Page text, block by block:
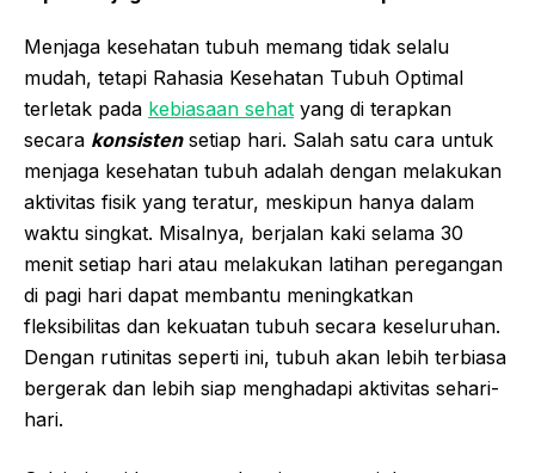
Menjaga kesehatan tubuh memang tidak selalu
mudah, tetapi Rahasia Kesehatan Tubuh Optimal
terletak pada kebiasaan sehat yang di terapkan
secara konsistensetiap hari. Salah satu cara untuk
menjaga kesehatan tubuh adalah dengan melakukan
aktivitas fisik yang teratur, meskipun hanya dalam
waktu singkat. Misalnya, berjalan kaki selama 30
menit setiap hari atau melakukan latihan peregangan
di pagi hari dapat membantu meningkatkan
fleksibilitas dan kekuatan tubuh secara keseluruhan.
Dengan rutinitas seperti ini, tubuh akan lebih terbiasa
bergerak dan lebih siap menghadapi aktivitas sehari-
hari.